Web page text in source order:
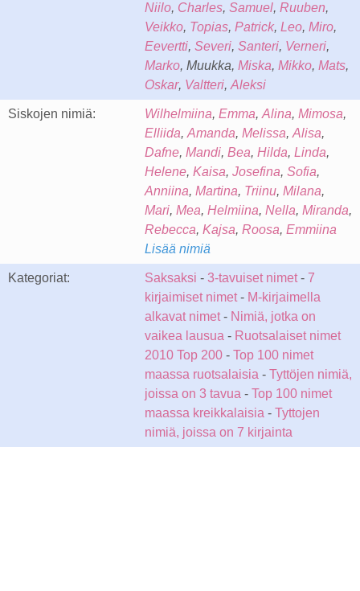
Niilo, Charles, Samuel, Ruuben,
Veikko, Topias, Patrick, Leo, Miro,
Eevertti, Severi, Santeri, Verneri,
Marko, Muukka, Miska, Mikko, Mats,
Oskar, Valtteri, Aleksi
Siskojen nimiä: Wilhelmiina, Emma, Alina, Mimosa,
Elliida, Amanda, Melissa, Alisa,
Dafne, Mandi, Bea, Hilda, Linda,
Helene, Kaisa, Josefina, Sofia,
Anniina, Martina, Triinu, Milana,
Mari, Mea, Helmiina, Nella, Miranda,
Rebecca, Kajsa, Roosa, Emmiina
Lisää nimiä
Kategoriat: Saksaksi - 3-tavuiset nimet- 7
kirjaimiset nimet- M-kirjaimella
alkavat nimet- Nimiä, jotka on
vaikea lausua - Ruotsalaiset nimet
2010 Top 200 - Top 100 nimet
maassa ruotsalaisia - Tyttöjen nimiä,
joissa on 3 tavua - Top 100 nimet
maassa kreikkalaisia - Tyttojen
nimiä, joissa on 7 kirjainta